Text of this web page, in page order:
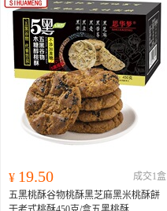
¥ 19.50
成交1盒
五黑桃酥谷物桃酥黑芝麻黑米桃酥餅